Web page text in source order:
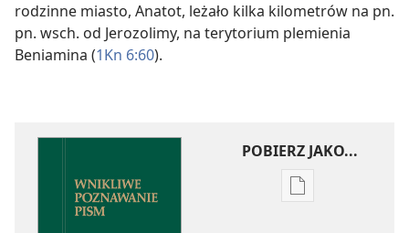
rodzinne miasto, Anatot, leżało kilka kilometrów na pn.
pn. wsch. od Jerozolimy, na terytorium plemienia
Beniamina (1Kn 6:60).
POBIERZ JAKO...
Ustawienia